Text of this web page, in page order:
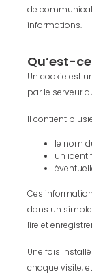
de
informations.
Qu’est-
Un cookie est
par le serveur
Il contient
le nom
un
Ces
dans un
lire et
Une fois
chaque visite,